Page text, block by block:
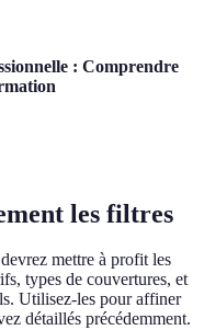
: Comprendre
les filtres
mettre à profit les
types de couvertures, et
Utilisez-les pour affiner
détaillés précédemment.